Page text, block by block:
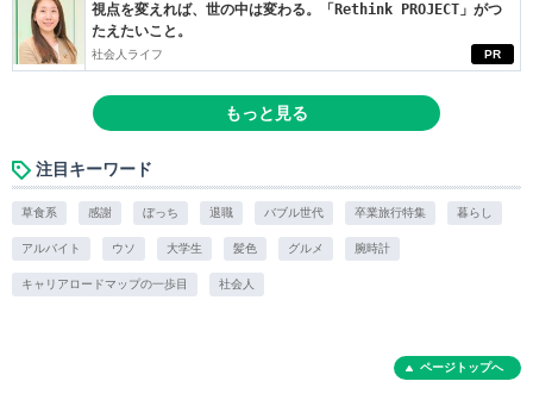
PR
視点を変えれば、世の中は変わる。「Rethink PROJECT」がつ
たえたいこと。
社会人ライフ
もっと見る
注目キーワード
草食系 感謝 ぼっち 退職 バブル世代 卒業旅行特集 暮らし
アルバイト ウソ 大学生 髪色 グルメ 腕時計
キャリアロードマップの一歩目 社会人
ページトップへ